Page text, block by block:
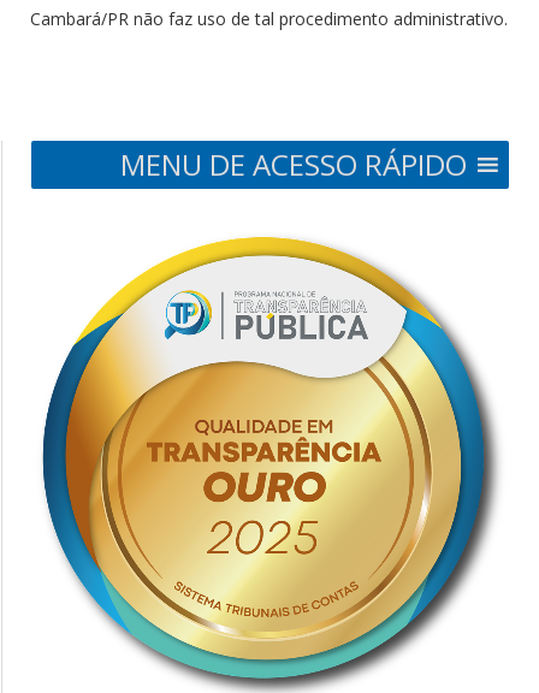
Cambará/PR não faz uso de tal procedimento administrativo.
MENU DE ACESSO RÁPIDO